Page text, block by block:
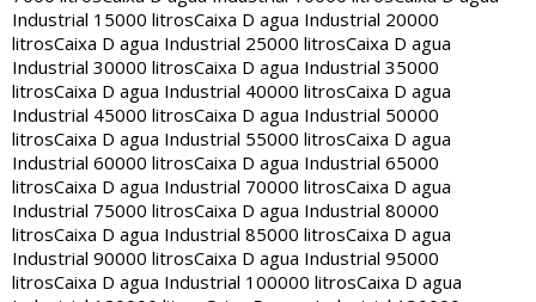
Industrial 15000 litrosCaixa D agua Industrial 20000
litrosCaixa D agua Industrial 25000 litrosCaixa D agua
Industrial 30000 litrosCaixa D agua Industrial 35000
litrosCaixa D agua Industrial 40000 litrosCaixa D agua
Industrial 45000 litrosCaixa D agua Industrial 50000
litrosCaixa D agua Industrial 55000 litrosCaixa D agua
Industrial 60000 litrosCaixa D agua Industrial 65000
litrosCaixa D agua Industrial 70000 litrosCaixa D agua
Industrial 75000 litrosCaixa D agua Industrial 80000
litrosCaixa D agua Industrial 85000 litrosCaixa D agua
Industrial 90000 litrosCaixa D agua Industrial 95000
litrosCaixa D agua Industrial 100000 litrosCaixa D agua